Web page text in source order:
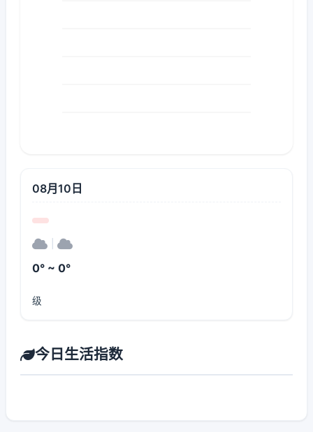
08月10日
0° ~ 0°
级
今日生活指数